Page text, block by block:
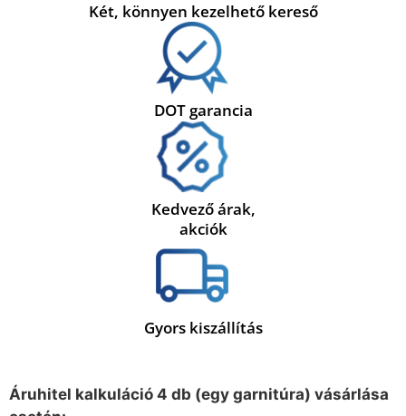
Két, könnyen kezelhető kereső
DOT garancia
Kedvező árak,
akciók
Gyors kiszállítás
Áruhitel kalkuláció 4 db (egy garnitúra) vásárlása